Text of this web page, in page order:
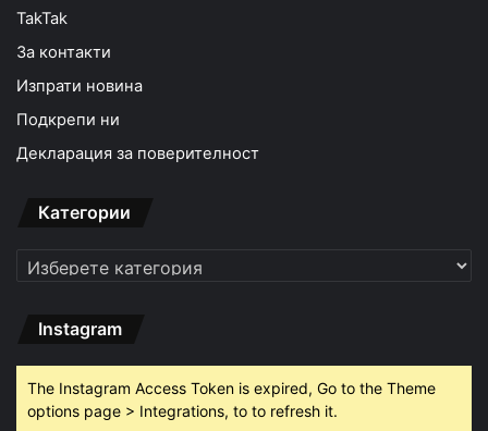
TakTak
За контакти
Изпрати новина
Подкрепи ни
Декларация за поверителност
Категории
Категории
Instagram
The Instagram Access Token is expired, Go to the Theme
options page > Integrations, to to refresh it.